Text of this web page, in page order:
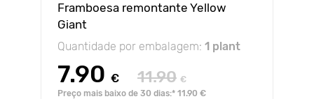
Framboesa remontante Yellow
Giant
Quantidade por embalagem: 1 plant
7.90 € 11.90 €
Preço mais baixo de 30 dias:* 11.90 €